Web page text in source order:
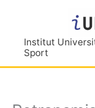
contenuInstitut
Sport